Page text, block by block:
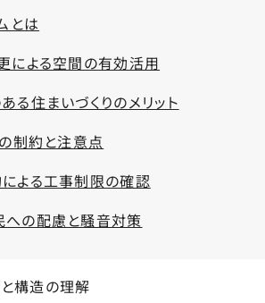
とは
による空間の有効活用
る住まいづくりのメリット
制約と注意点
よる工事制限の確認
への配慮と騒音対策
構造の理解